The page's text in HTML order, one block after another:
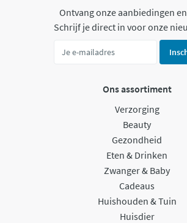
Ontvang onze aanbiedingen
Schrijf je direct in voor onze
Ons assortiment
Verzorging
Beauty
Gezondheid
Eten & Drinken
Zwanger & Baby
Cadeaus
Huishouden & Tuin
Huisdier